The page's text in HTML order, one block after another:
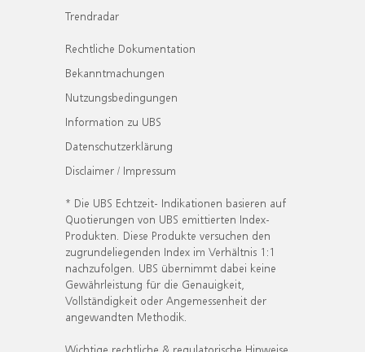
Trendradar
Rechtliche Dokumentation
Bekanntmachungen
Nutzungsbedingungen
Information zu UBS
Datenschutzerklärung
Disclaimer / Impressum
* Die UBS Echtzeit- Indikationen basieren auf
Quotierungen von UBS emittierten Index-
Produkten. Diese Produkte versuchen den
zugrundeliegenden Index im Verhältnis 1:1
nachzufolgen. UBS übernimmt dabei keine
Gewährleistung für die Genauigkeit,
Vollständigkeit oder Angemessenheit der
angewandten Methodik.